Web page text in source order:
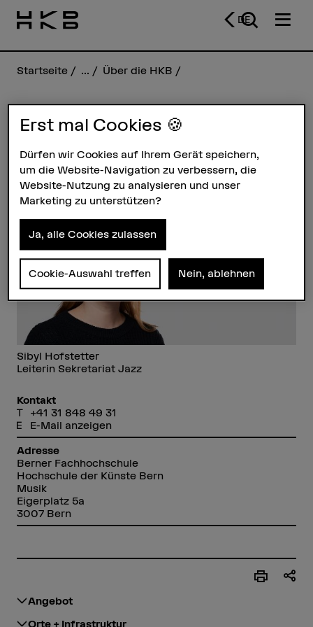
DE
Startseite ... Über die HKB
Sibyl Hofstetter
Steckbrief
Sibyl Hofstetter
Leiterin Sekretariat Jazz
Kontakt
+41 31 848 49 31
E-Mail anzeigen
Adresse
Berner Fachhochschule
Hochschule der Künste Bern
Musik
Eigerplatz 5a
3007 Bern
Angebot
Orte + Infrastruktur
Erst mal Cookies 🍪
Dürfen wir Cookies auf Ihrem Gerät speichern,
um die Website-Navigation zu verbessern, die
Website-Nutzung zu analysieren und unser
Marketing zu unterstützen?
Ja, alle Cookies zulassen
Cookie-Auswahl treffen Nein, ablehnen